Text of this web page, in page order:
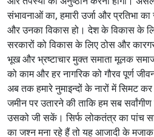
संभावनाओं का, हमारी उर्जा और प्रतिभा
और उनका विकास हो। देश के विकास के
सरकारों को विकास के लिए ठोस और
भूख और भ्रष्टाचार मुक्त समाता मूलक
को काम और हर नागरिक को गौरव पूर्ण
अब तक हमारे नुमाइन्दों के नारों में सिमट
जमीन पर उतारने की ताकि हम सब
उसको जी सकें। सिर्फ लोकतंत्र का पांच
का जश्न मना रहे हैं तो यह आजादी के